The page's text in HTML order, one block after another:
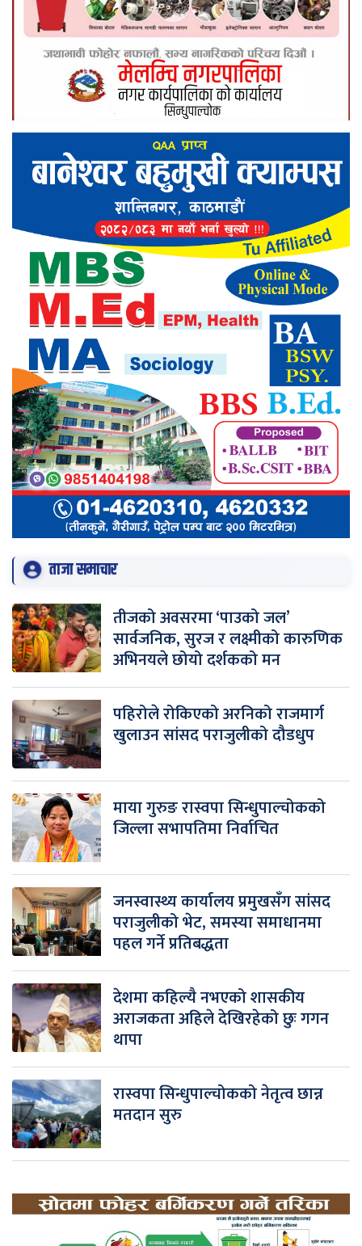
ताजा समाचार
तीजको अवसरमा ‘पाउको जल’
सार्वजनिक, सुरज र लक्ष्मीको कारुणिक
अभिनयले छोयो दर्शकको मन
पहिरोले रोकिएको अरनिको राजमार्ग
खुलाउन सांसद पराजुलीको दौडधुप
माया गुरुङ रास्वपा सिन्धुपाल्चोकको
जिल्ला सभापतिमा निर्वाचित
जनस्वास्थ्य कार्यालय प्रमुखसँग सांसद
पराजुलीको भेट, समस्या समाधानमा
पहल गर्ने प्रतिबद्धता
देशमा कहिल्यै नभएको शासकीय
अराजकता अहिले देखिरहेको छुः गगन
थापा
रास्वपा सिन्धुपाल्चोकको नेतृत्व छान्न
मतदान सुरु